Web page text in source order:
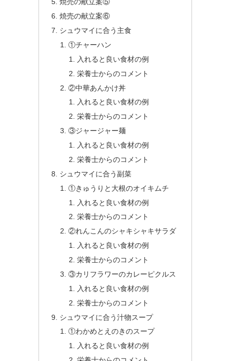
焼売の献立案⑤
焼売の献立案⑥
シュウマイに合う主食
①チャーハン
入れると良い食材の例
栄養士からのコメント
②中華あんかけ丼
入れると良い食材の例
栄養士からのコメント
③ジャージャー麺
入れると良い食材の例
栄養士からのコメント
シュウマイに合う副菜
①きゅうりと大根のオイキムチ
入れると良い食材の例
栄養士からのコメント
②れんこんのシャキシャキサラダ
入れると良い食材の例
栄養士からのコメント
③カリフラワーのカレーピクルス
入れると良い食材の例
栄養士からのコメント
シュウマイに合う汁物スープ
①わかめとえのきのスープ
入れると良い食材の例